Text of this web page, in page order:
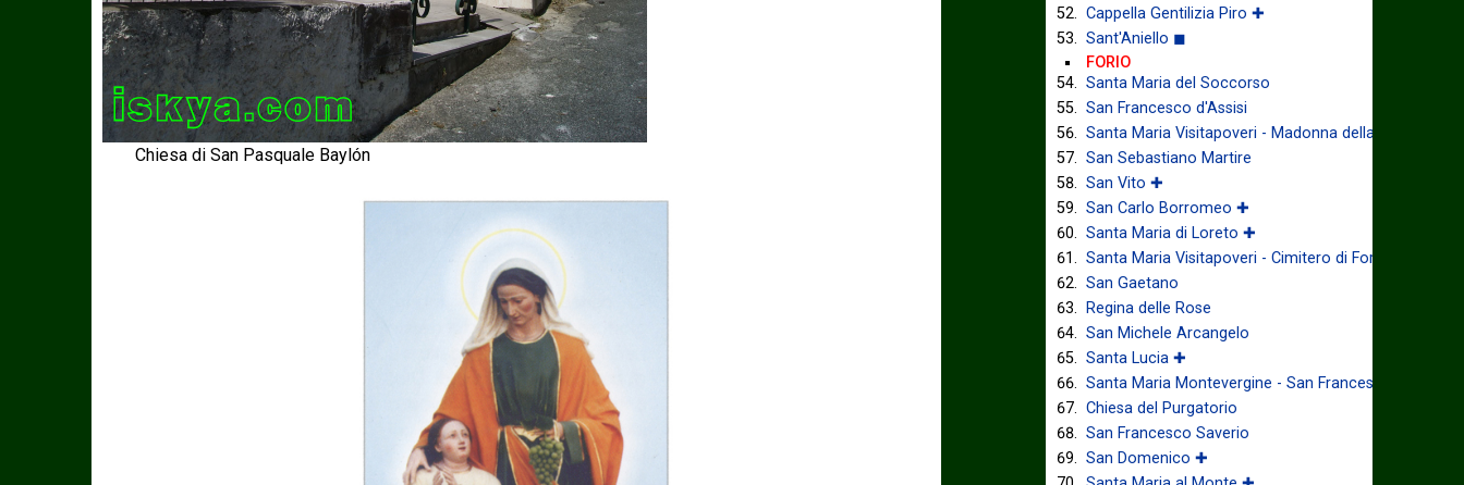
Chiesa di San Pasquale Baylón
Cappella Gentilizia Piro ✚
Sant'Aniello ◼
FORIO
Santa Maria del Soccorso
San Francesco d'Assisi
Santa Maria Visitapoveri - Madonna della Grazia
San Sebastiano Martire
San Vito ✚
San Carlo Borromeo ✚
Santa Maria di Loreto ✚
Santa Maria Visitapoveri - Cimitero di Forio ◼
San Gaetano
Regina delle Rose
San Michele Arcangelo
Santa Lucia ✚
Santa Maria Montevergine - San Francesco di Paola
Chiesa del Purgatorio
San Francesco Saverio
San Domenico ✚